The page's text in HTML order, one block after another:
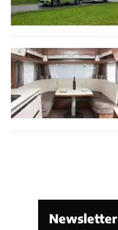
Newsletter